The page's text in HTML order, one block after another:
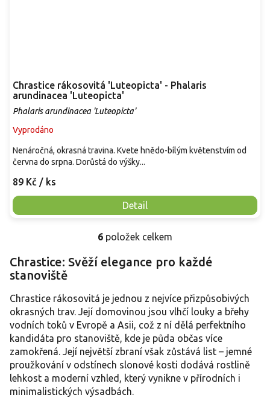
Chrastice rákosovitá 'Luteopicta' - Phalaris
arundinacea 'Luteopicta'
Phalaris arundinacea 'Luteopicta'
Vyprodáno
89 Kč / ks
Detail
Nenáročná, okrasná travina. Kvete hnědo-bílým květenstvím od
června do srpna. Dorůstá do výšky...
O
l
a
c
p
r
v
k
y
6 položek celkem
Chrastice: Svěží elegance pro každé
stanoviště
Chrastice rákosovitá je jednou z nejvíce přizpůsobivých
okrasných trav. Její domovinou jsou vlhčí louky a břehy
vodních toků v Evropě a Asii, což z ní dělá perfektního
kandidáta pro stanoviště, kde je půda občas více
zamokřená. Její největší zbraní však zůstává list – jemné
proužkování v odstínech slonové kosti dodává rostlině
lehkost a moderní vzhled, který vynikne v přírodních i
minimalistických výsadbách.